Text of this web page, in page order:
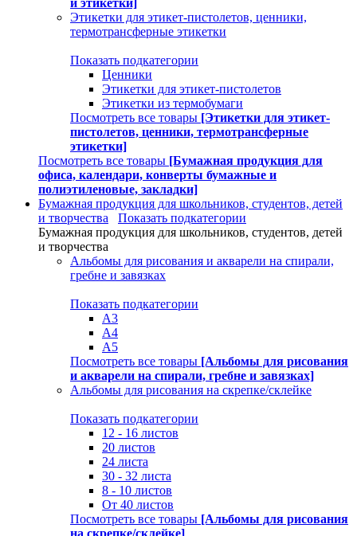
и этикетки]
Этикетки для этикет-пистолетов, ценники,
термотрансферные этикетки
Показать подкатегории
Ценники
Этикетки для этикет-пистолетов
Этикетки из термобумаги
Посмотреть все товары [Этикетки для этикет-
пистолетов, ценники, термотрансферные
этикетки]
Посмотреть все товары [Бумажная продукция для
офиса, календари, конверты бумажные и
полиэтиленовые, закладки]
Бумажная продукция для школьников, студентов, детей
и творчества
Показать подкатегории
Бумажная продукция для школьников, студентов, детей
и творчества
Альбомы для рисования и акварели на спирали,
гребне и завязках
Показать подкатегории
А3
А4
А5
Посмотреть все товары [Альбомы для рисования
и акварели на спирали, гребне и завязках]
Альбомы для рисования на скрепке/склейке
Показать подкатегории
12 - 16 листов
20 листов
24 листа
30 - 32 листа
8 - 10 листов
От 40 листов
Посмотреть все товары [Альбомы для рисования